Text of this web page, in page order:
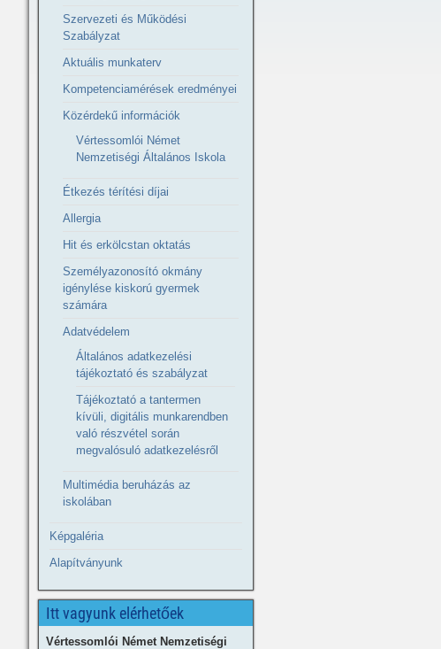
Szervezeti és Működési
Szabályzat
Aktuális munkaterv
Kompetenciamérések eredményei
Közérdekű információk
Vértessomlói Német
Nemzetiségi Általános Iskola
Étkezés térítési díjai
Allergia
Hit és erkölcstan oktatás
Személyazonosító okmány
igénylése kiskorú gyermek
számára
Adatvédelem
Általános adatkezelési
tájékoztató és szabályzat
Tájékoztató a tantermen
kívüli, digitális munkarendben
való részvétel során
megvalósuló adatkezelésről
Multimédia beruházás az
iskolában
Képgaléria
Alapítványunk
Itt vagyunk elérhetőek
Vértessomlói Német Nemzetiségi